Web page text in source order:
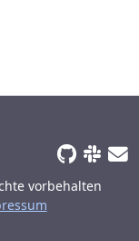
vorbehalten